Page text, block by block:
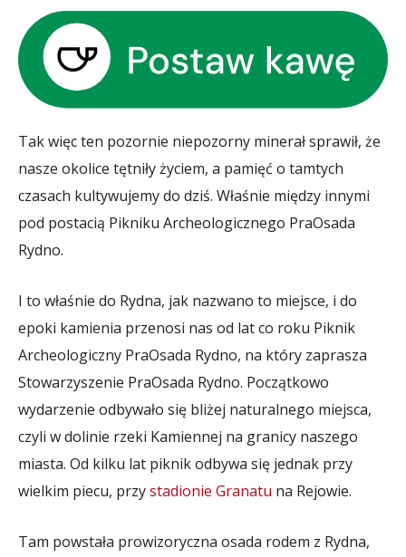
Tak więc ten pozornie niepozorny minerał sprawił, że
nasze okolice tętniły życiem, a pamięć o tamtych
czasach kultywujemy do dziś. Właśnie między innymi
pod postacią Pikniku Archeologicznego PraOsada
Rydno.
I to właśnie do Rydna, jak nazwano to miejsce, i do
epoki kamienia przenosi nas od lat co roku Piknik
Archeologiczny PraOsada Rydno, na który zaprasza
Stowarzyszenie PraOsada Rydno. Początkowo
wydarzenie odbywało się bliżej naturalnego miejsca,
czyli w dolinie rzeki Kamiennej na granicy naszego
miasta. Od kilku lat piknik odbywa się jednak przy
wielkim piecu, przystadionie Granatu na Rejowie.
Tam powstała prowizoryczna osada rodem z Rydna,